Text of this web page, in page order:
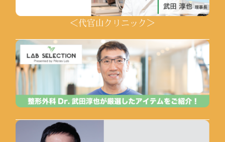
＜代官山クリニック＞